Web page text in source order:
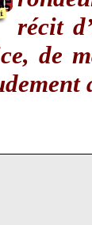
récit
de